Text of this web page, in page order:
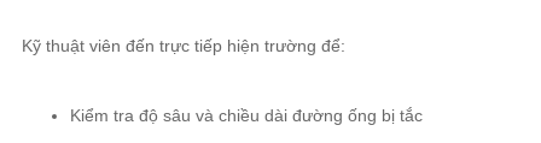
Kỹ thuật viên đến trực tiếp hiện trường để:
Kiểm tra độ sâu và chiều dài đường ống bị tắc